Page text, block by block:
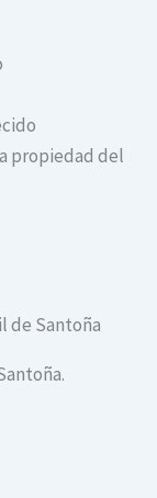
propiedad del
de Santoña